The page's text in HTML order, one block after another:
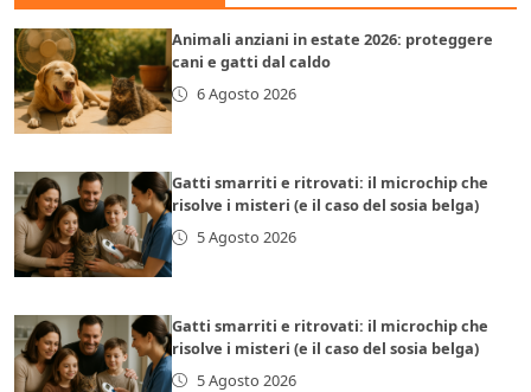
Animali anziani in estate 2026: proteggere
cani e gatti dal caldo
6 Agosto 2026
Gatti smarriti e ritrovati: il microchip che
risolve i misteri (e il caso del sosia belga)
5 Agosto 2026
Gatti smarriti e ritrovati: il microchip che
risolve i misteri (e il caso del sosia belga)
5 Agosto 2026